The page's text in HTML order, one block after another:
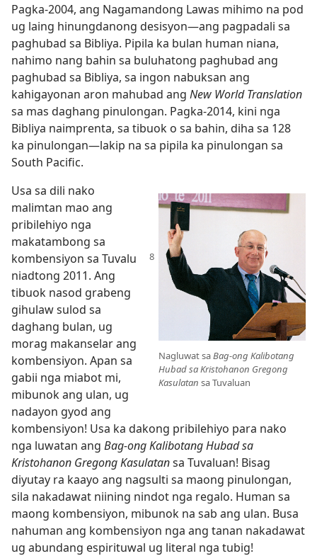
Pagka-2004, ang Nagamandong Lawas mihimo na pod
ug laing hinungdanong desisyon—ang pagpadali sa
paghubad sa Bibliya. Pipila ka bulan human niana,
nahimo nang bahin sa buluhatong paghubad ang
paghubad sa Bibliya, sa ingon nabuksan ang
kahigayonan aron mahubad ang New World Translation
sa mas daghang pinulongan. Pagka-2014, kini nga
Bibliya naimprenta, sa tibuok o sa bahin, diha sa 128
ka pinulongan—lakip na sa pipila ka pinulongan sa
South Pacific.
Nagluwat sa Bag-ong Kalibotang
Hubad sa Kristohanon Gregong
Kasulatan sa Tuvaluan
Usa sa dili nako
malimtan mao ang
pribilehiyo nga
makatambong sa
kombensiyon sa Tuvalu
niadtong 2011. Ang
tibuok nasod grabeng
gihulaw sulod sa
daghang bulan, ug
morag makanselar ang
kombensiyon. Apan sa
gabii nga miabot mi,
mibunok ang ulan, ug
nadayon gyod ang
kombensiyon! Usa ka dakong pribilehiyo para nako
nga luwatan ang Bag-ong Kalibotang Hubad sa
Kristohanon Gregong Kasulatansa Tuvaluan! Bisag
diyutay ra kaayo ang nagsulti sa maong pinulongan,
sila nakadawat niining nindot nga regalo. Human sa
maong kombensiyon, mibunok na sab ang ulan. Busa
nahuman ang kombensiyon nga ang tanan nakadawat
ug abundang espirituwal ug literal nga tubig!